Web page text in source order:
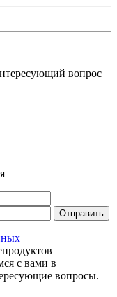
вопрос
с вами в
вопросы.